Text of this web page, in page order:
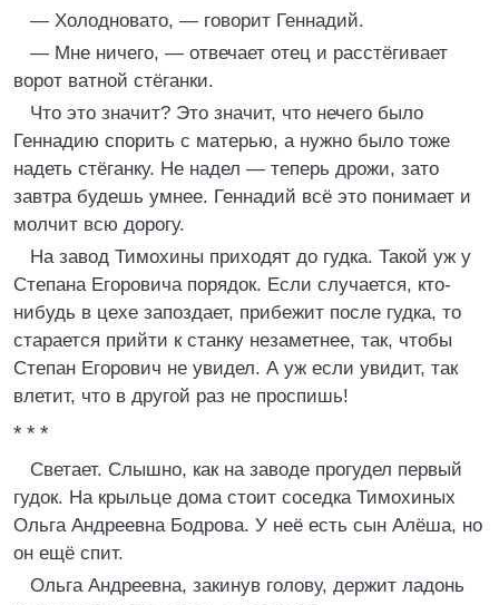
— Холодновато, — говорит Геннадий.
— Мне ничего, — отвечает отец и расстёгивает
ворот ватной стёганки.
Что это значит? Это значит, что нечего было
Геннадию спорить с матерью, а нужно было тоже
надеть стёганку. Не надел — теперь дрожи, зато
завтра будешь умнее. Геннадий всё это понимает и
молчит всю дорогу.
На завод Тимохины приходят до гудка. Такой уж у
Степана Егоровича порядок. Если случается, кто-
нибудь в цехе запоздает, прибежит после гудка, то
старается прийти к станку незаметнее, так, чтобы
Степан Егорович не увидел. А уж если увидит, так
влетит, что в другой раз не проспишь!
* * *
Светает. Слышно, как на заводе прогудел первый
гудок. На крыльце дома стоит соседка Тимохиных
Ольга Андреевна Бодрова. У неё есть сын Алёша, но
он ещё спит.
Ольга Андреевна, закинув голову, держит ладонь